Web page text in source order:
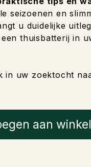
seizoenen en
u duidelijke
thuisbatterij in
in uw zoektocht
aan